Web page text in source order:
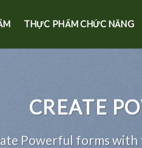
THỰC PHẨM CHỨC NĂNG
CREATE
Powerful forms with